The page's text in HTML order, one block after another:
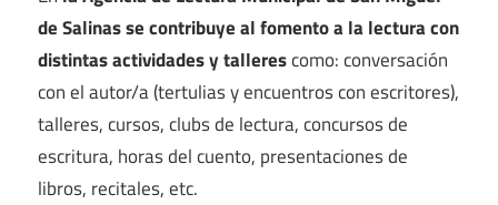
de Salinas se contribuye al fomento a la lectura con
distintas actividades y tallerescomo: conversación
con el autor/a (tertulias y encuentros con escritores),
talleres, cursos, clubs de lectura, concursos de
escritura, horas del cuento, presentaciones de
libros, recitales, etc.